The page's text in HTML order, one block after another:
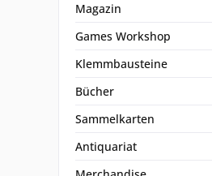
Magazin
Games Workshop
Klemmbausteine
Bücher
Sammelkarten
Antiquariat